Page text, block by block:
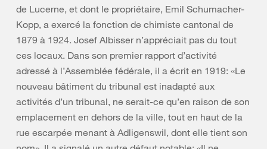
de Lucerne, et dont le propriétaire, Emil Schumacher-
Kopp, a exercé la fonction de chimiste cantonal de
1879 à 1924. Josef Albisser n’appréciait pas du tout
ces locaux. Dans son premier rapport d’activité
adressé à l’Assemblée fédérale, il a écrit en 1919: «Le
nouveau bâtiment du tribunal est inadapté aux
activités d’un tribunal, ne serait-ce qu’en raison de son
emplacement en dehors de la ville, tout en haut de la
rue escarpée menant à Adligenswil, dont elle tient son